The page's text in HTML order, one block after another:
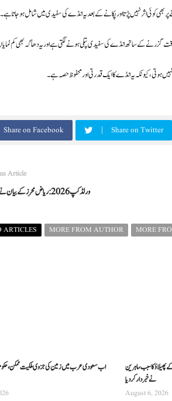
بھی کوئی اثر نہیں پڑتا اور پکانے کے بعد یہ انڈے کی سفیدی میں شامل ہو جاتا ہے۔
گزرنے کے ساتھ انڈے کی سفیدی پتلی ہونے لگتی ہے اور یہ دھاگہ بھی کم
ہوتی، کیونکہ یہ انڈے کا ایک قدرتی اور محفوظ حصہ ہے۔
Share on Facebook Share on Twitter
Article
ورلڈ کپ 2026: ریاض محرز کے بیان نے نیا تنازع چھیڑ دیا
ARTICLES MORE FROM AUTHOR MORE
اب سعودی عرب میں زمین کی جزوی ملکیت ممکن،
کا سبب، ماہرین
نے خبردار کر دیا
August 6, 2026